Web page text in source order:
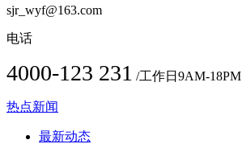
sjr_wyf@163.com
电话
4000-123 231 /工作日9AM-18PM
热点新闻
最新动态